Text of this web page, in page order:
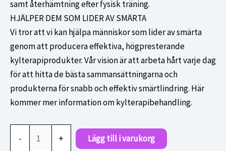
samt återhämtning efter fysisk träning.
HJÄLPER DEM SOM LIDER AV SMÄRTA
Vi tror att vi kan hjälpa människor som lider av smärta
genom att producera effektiva, högpresterande
kylterapiprodukter. Vår vision är att arbeta hårt varje dag
för att hitta de bästa sammansättningarna och
produkterna för snabb och effektiv smärtlindring. Här
kommer mer information om kylterapibehandling.
- +
Lägg till i varukorg